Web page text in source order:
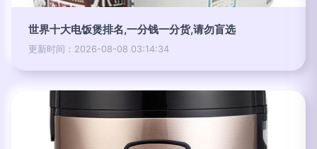
世界十大电饭煲排名,一分钱一分货,请勿盲选
更新时间：2026-08-08 03:14:34